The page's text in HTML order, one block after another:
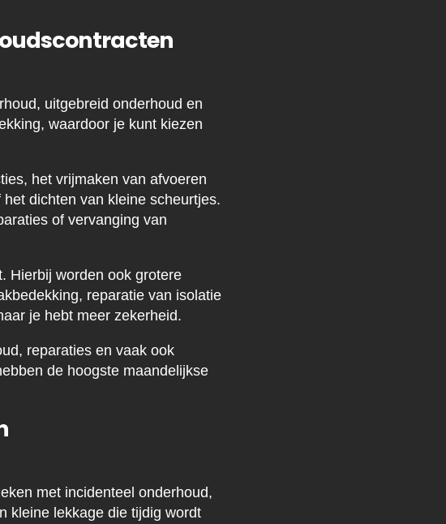
uitgebreid onderhoud en
waardoor je kunt kiezen
het vrijmaken van afvoeren
dichten van kleine scheurtjes.
of vervanging van
Hierbij worden ook grotere
reparatie van isolatie
je hebt meer zekerheid.
reparaties en vaak ook
de hoogste maandelijkse
met incidenteel onderhoud,
kleine lekkage die tijdig wordt